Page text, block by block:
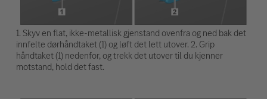
1. Skyv en flat, ikke-metallisk gjenstand ovenfra og ned bak det
innfelte dørhåndtaket (1) og løft det lett utover. 2. Grip
håndtaket (1) nedenfor, og trekk det utover til du kjenner
motstand, hold det fast.